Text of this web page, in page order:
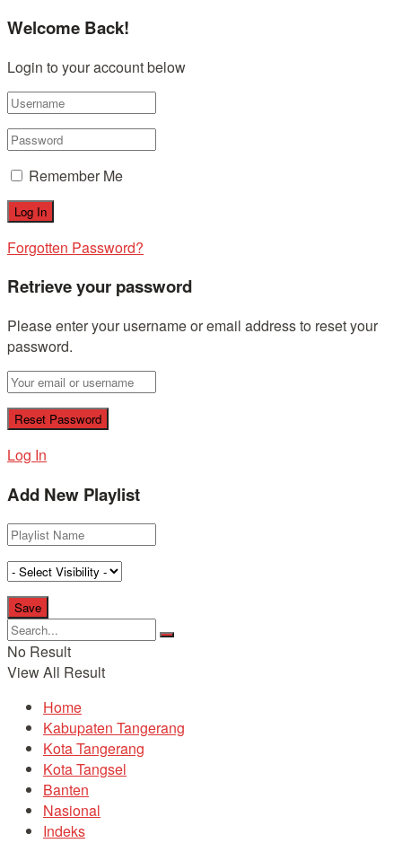
Welcome Back!
Login to your account below
Remember Me
Forgotten Password?
Retrieve your password
Please enter your username or email address to reset your
password.
Log In
Add New Playlist
No Result
View All Result
Home
Kabupaten Tangerang
Kota Tangerang
Kota Tangsel
Banten
Nasional
Indeks